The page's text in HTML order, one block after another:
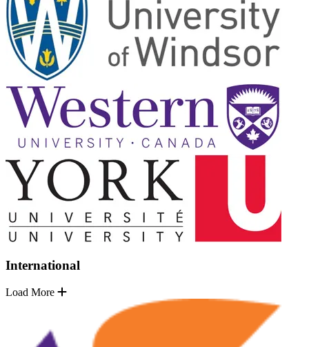
International
Load More